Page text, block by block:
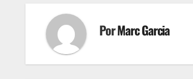
PorMarc Garcia